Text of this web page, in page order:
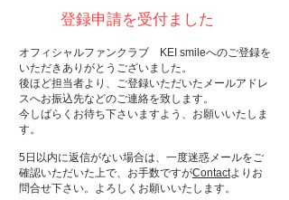
​登録申請を受付ました
​オフィシャルファンクラブ KEI smileへのご登録を
いただきありがとうございました。
後ほど担当者より、ご登録いただいたメールアドレ
スへお振込先などのご連絡を致します。
今しばらくお待ち下さいますよう、お願いいたしま
す。
5日以内に返信がない場合は、一度迷惑メールをご
確認いただいた上で、お手数ですがContactよりお
問合せ下さい。 よろしくお願いいたします。